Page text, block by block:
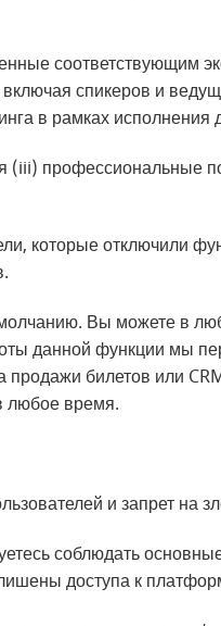
соответствующим
спикеров и
в рамках исполнения
(iii) профессиональные
которые отключили
Вы можете в
данной функции мы
продажи билетов или
любое время.
и запрет на
соблюдать
доступа к